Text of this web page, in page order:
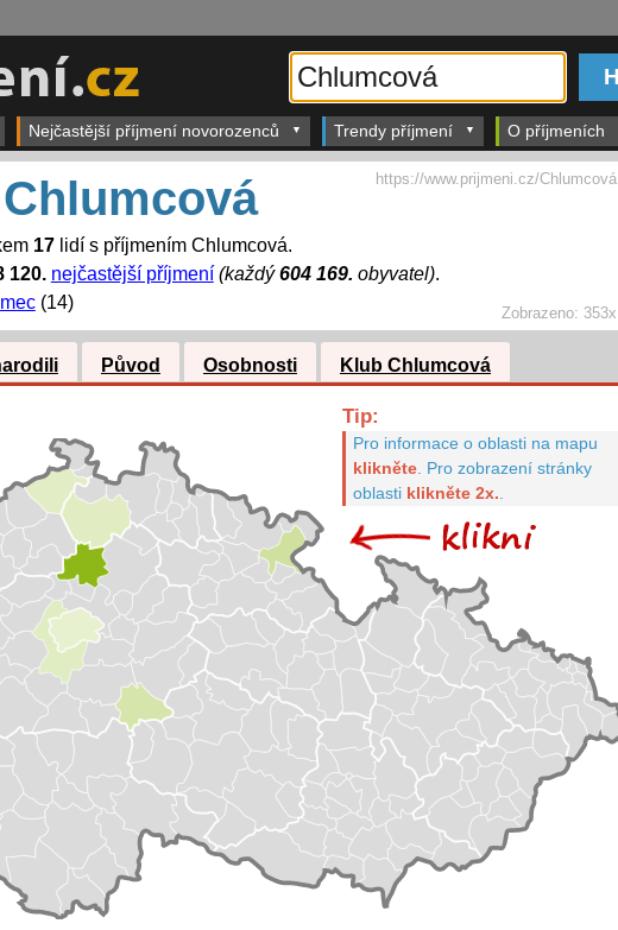
Nejčastější příjmení novorozenců Trendy příjmení O příjmeních
Zobrazeno: 353x
Chlumcová
17lidí s příjmením Chlumcová.
120. nejčastější příjmení (každý604 169. obyvatel).
(14)
https://www.prijmeni.cz/Chlumcová
Původ Osobnosti Klub Chlumcová
Tip:
Pro informace o oblasti na mapu
klikněte. Pro zobrazení stránky
oblasti klikněte 2x.